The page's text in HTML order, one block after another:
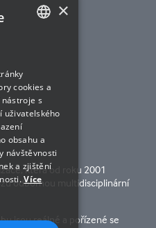
která od roku 2001
odbornou multidisciplinární
jsou reálné a pořízené se
×
cookies a
s
uživatelského
obsahu a
návštěvnosti
a zjištění
Více